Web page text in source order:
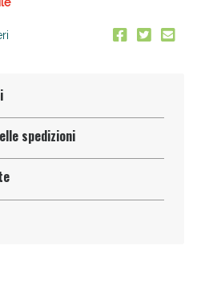
spedizioni
Sconto fino al 40% valido